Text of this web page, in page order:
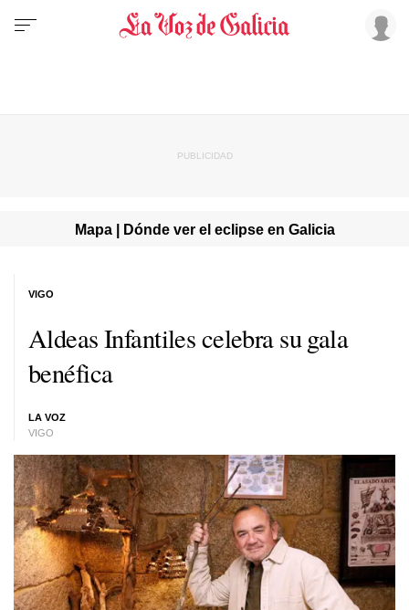
Mapa | Dónde ver el eclipse en Galicia
Aldeas Infantiles celebra su gala
benéfica
LA VOZ
VIGO
VIGO